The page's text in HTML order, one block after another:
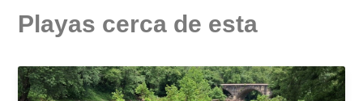
Playas cerca de esta